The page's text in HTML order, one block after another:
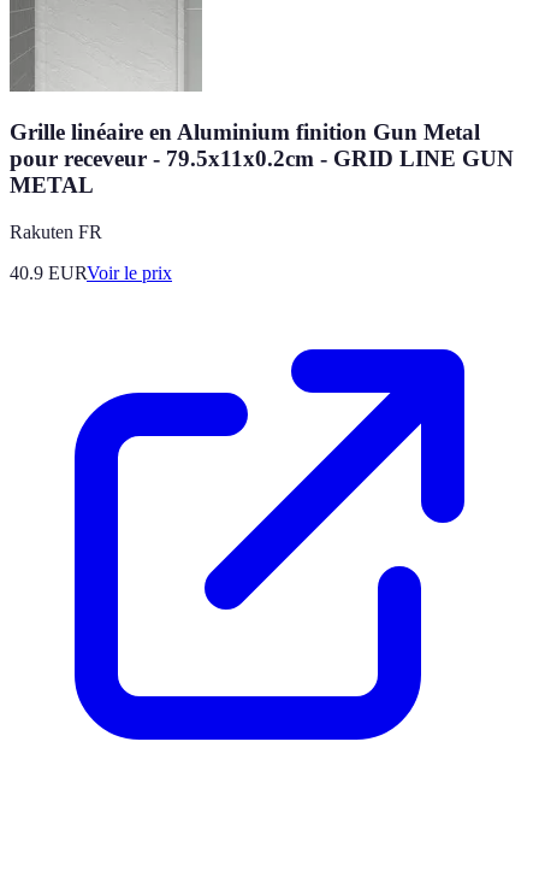
Grille linéaire en Aluminium finition Gun Metal
pour receveur - 79.5x11x0.2cm - GRID LINE GUN
METAL
Rakuten FR
40.9 EURVoir le prix